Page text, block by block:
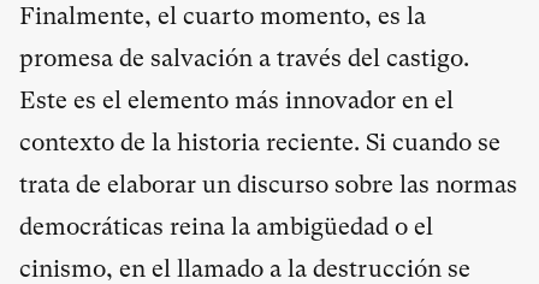
Finalmente, el cuarto momento, es la
promesa de salvación a través del castigo.
Este es el elemento más innovador en el
contexto de la historia reciente. Si cuando se
trata de elaborar un discurso sobre las normas
democráticas reina la ambigüedad o el
cinismo, en el llamado a la destrucción se